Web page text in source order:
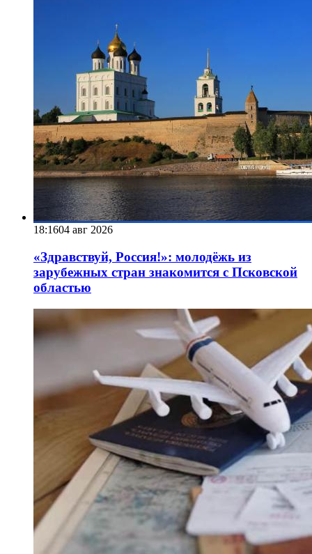
18:1604 авг 2026
«Здравствуй, Россия!»: молодёжь из
зарубежных стран знакомится с Псковской
областью